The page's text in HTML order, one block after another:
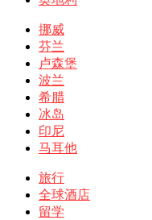
挪威
芬兰
卢森堡
波兰
希腊
冰岛
印尼
马耳他
旅行
全球酒店
留学